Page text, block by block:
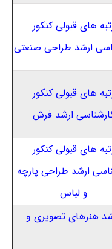
های قبولی کنکور
ارشد طراحی صنعتی
های قبولی کنکور
ارشد فرش
های قبولی کنکور
ارشد طراحی پارچه
و لباس
هنرهای تصویری و